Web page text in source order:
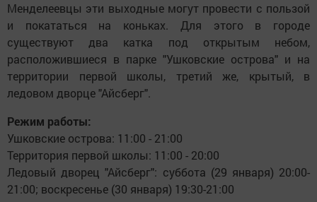
Менделеевцы эти выходные могут провести с пользой
и покататься на коньках. Для этого в городе
существуют два катка под открытым небом,
расположившиеся в парке "Ушковские острова" и на
территории первой школы, третий же, крытый, в
ледовом дворце "Айсберг".
Режим работы:
Ушковские острова: 11:00 - 21:00
Территория первой школы: 11:00 - 20:00
Ледовый дворец "Айсберг": суббота (29 января) 20:00-
21:00; воскресенье (30 января) 19:30-21:00